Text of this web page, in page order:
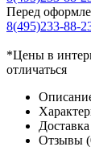
Перед
8(495)233-88-
*Цены в
отличаться
Отзывы